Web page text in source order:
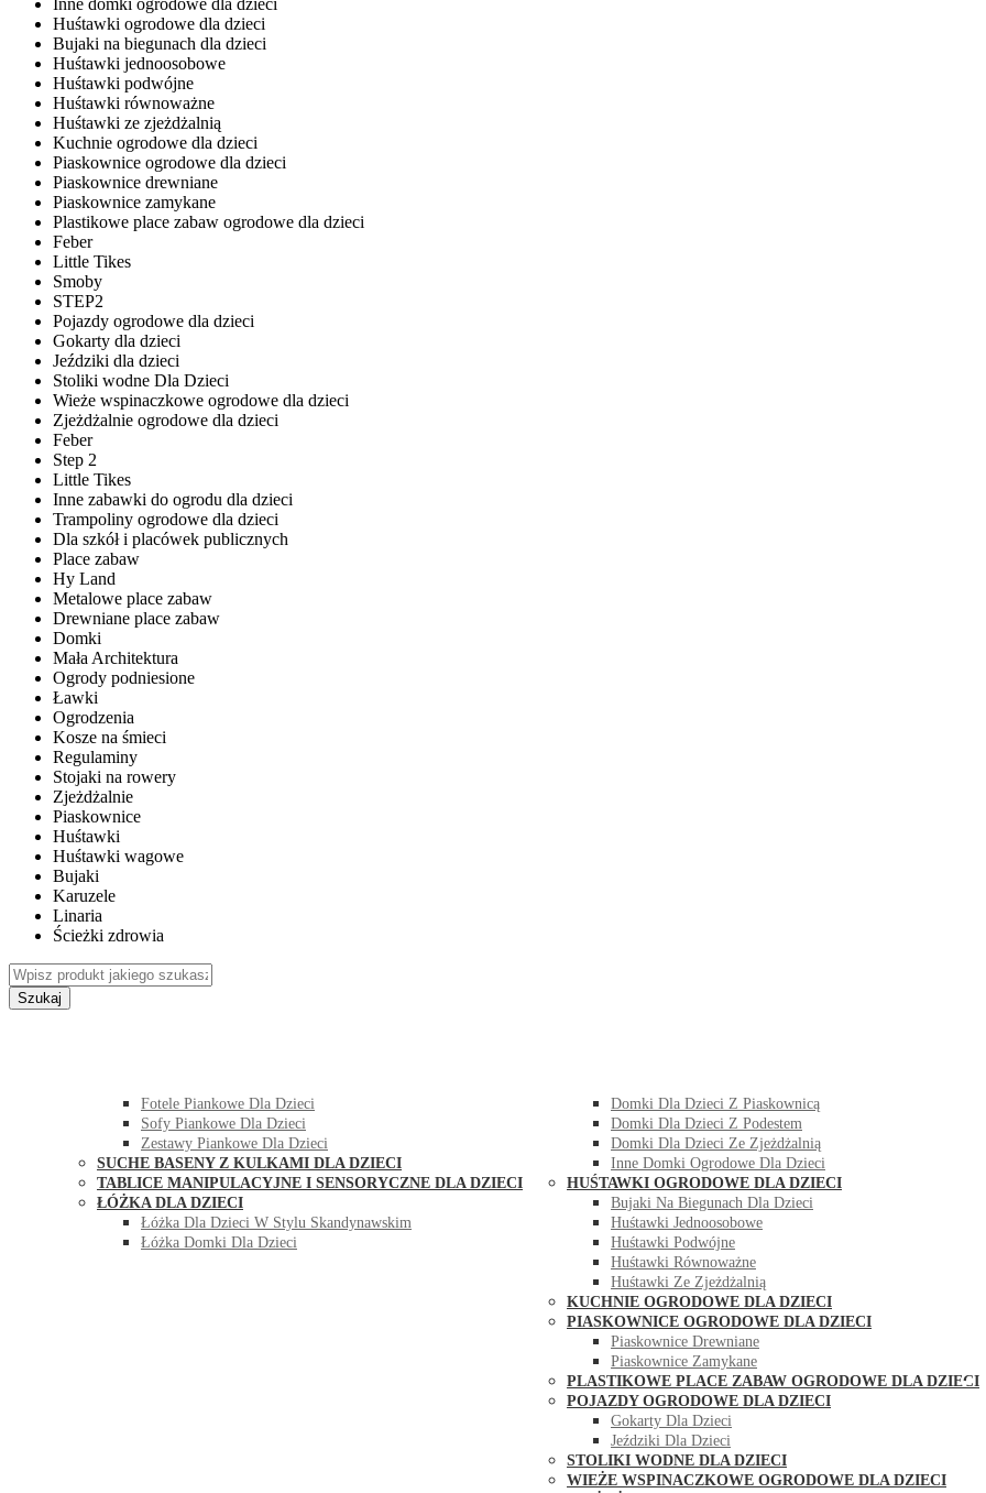
Inne domki ogrodowe dla dzieci
Huśtawki ogrodowe dla dzieci
Bujaki na biegunach dla dzieci
Huśtawki jednoosobowe
Huśtawki podwójne
Huśtawki równoważne
Huśtawki ze zjeżdżalnią
Kuchnie ogrodowe dla dzieci
Piaskownice ogrodowe dla dzieci
Piaskownice drewniane
Piaskownice zamykane
Plastikowe place zabaw ogrodowe dla dzieci
Feber
Little Tikes
Smoby
STEP2
Pojazdy ogrodowe dla dzieci
Gokarty dla dzieci
Jeździki dla dzieci
Stoliki wodne Dla Dzieci
Wieże wspinaczkowe ogrodowe dla dzieci
Zjeżdżalnie ogrodowe dla dzieci
Feber
Step 2
Little Tikes
Inne zabawki do ogrodu dla dzieci
Trampoliny ogrodowe dla dzieci
Dla szkół i placówek publicznych
Place zabaw
Hy Land
Metalowe place zabaw
Drewniane place zabaw
Domki
Mała Architektura
Ogrody podniesione
Ławki
Ogrodzenia
Kosze na śmieci
Regulaminy
Stojaki na rowery
Zjeżdżalnie
Piaskownice
Huśtawki
Huśtawki wagowe
Bujaki
Karuzele
Linaria
Ścieżki zdrowia
Szukaj
Fotele Piankowe Dla Dzieci
Sofy Piankowe Dla Dzieci
Zestawy Piankowe Dla Dzieci
SUCHE BASENY Z KULKAMI DLA DZIECI
TABLICE MANIPULACYJNE I SENSORYCZNE DLA DZIECI
ŁÓŻKA DLA DZIECI
Łóżka Dla Dzieci W Stylu Skandynawskim
Łóżka Domki Dla Dzieci
Domki Dla Dzieci Z Piaskownicą
Domki Dla Dzieci Z Podestem
Domki Dla Dzieci Ze Zjeżdżalnią
Inne Domki Ogrodowe Dla Dzieci
HUŚTAWKI OGRODOWE DLA DZIECI
Bujaki Na Biegunach Dla Dzieci
Huśtawki Jednoosobowe
Huśtawki Podwójne
Huśtawki Równoważne
Huśtawki Ze Zjeżdżalnią
KUCHNIE OGRODOWE DLA DZIECI
PIASKOWNICE OGRODOWE DLA DZIECI
Piaskownice Drewniane
Piaskownice Zamykane
PLASTIKOWE PLACE ZABAW OGRODOWE DLA DZIECI
POJAZDY OGRODOWE DLA DZIECI
Gokarty Dla Dzieci
Jeździki Dla Dzieci
STOLIKI WODNE DLA DZIECI
WIEŻE WSPINACZKOWE OGRODOWE DLA DZIECI